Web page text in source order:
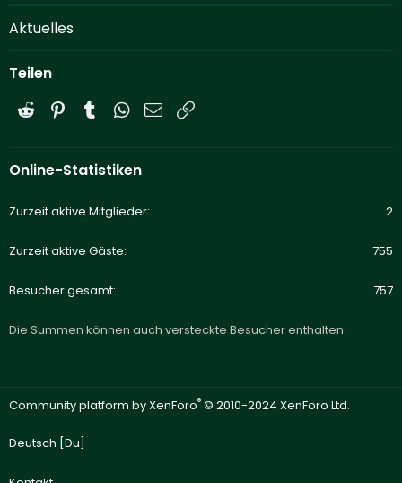
Aktuelles
Teilen
Reddit PinterestTumblrWhatsApp
E-Mail
Online-Statistiken
Zurzeit aktive Mitglieder 2
Zurzeit aktive Gäste 755
Besucher gesamt 757
Die Summen können auch versteckte Besucher enthalten.
Community platform by XenForo® © 2010-2024 XenForo Ltd.
Deutsch [Du]